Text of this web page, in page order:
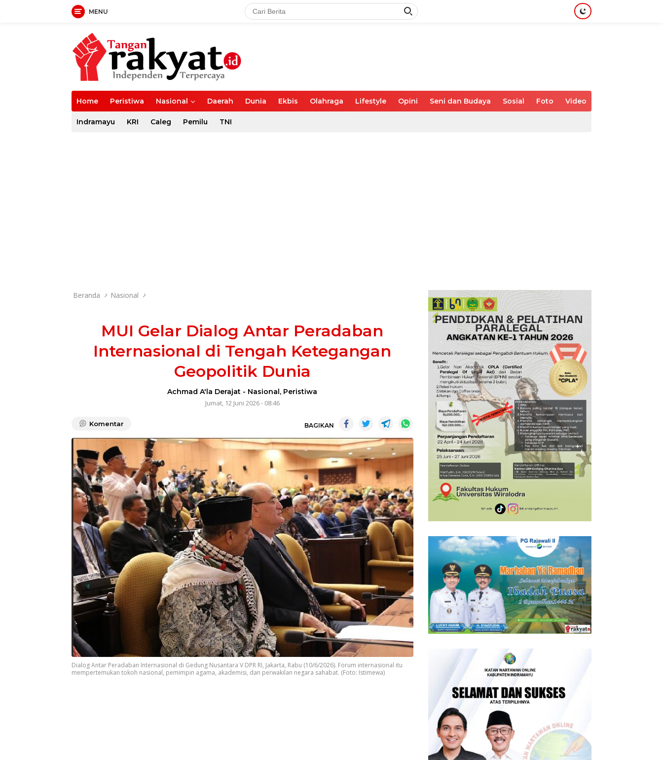
MENU
Home Peristiwa Nasional Daerah Dunia Ekbis Olahraga Lifestyle Opini Seni dan Budaya Sosial Foto Video
Indramayu KRI Caleg Pemilu TNI
Beranda Nasional
MUI Gelar Dialog Antar Peradaban
Internasional di Tengah Ketegangan
Geopolitik Dunia
Achmad A'la Derajat - Nasional, Peristiwa
Jumat, 12 Juni 2026 - 08:46
Komentar BAGIKAN
Dialog Antar Peradaban Internasional di Gedung Nusantara V DPR RI, Jakarta, Rabu (10/6/2026). Forum internasional itu
mempertemukan tokoh nasional, pemimpin agama, akademisi, dan perwakilan negara sahabat. (Foto: Istimewa)